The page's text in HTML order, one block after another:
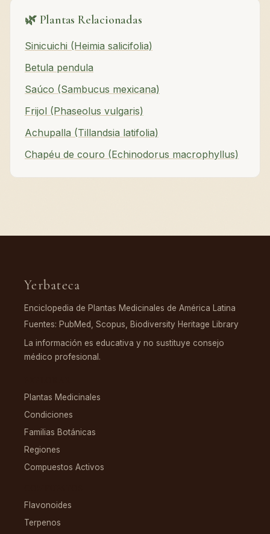
🌿 Plantas Relacionadas
Sinicuichi (Heimia salicifolia)
Betula pendula
Saúco (Sambucus mexicana)
Frijol (Phaseolus vulgaris)
Achupalla (Tillandsia latifolia)
Chapéu de couro (Echinodorus macrophyllus)
Yerbateca
Enciclopedia de Plantas Medicinales de América Latina
Fuentes: PubMed, Scopus, Biodiversity Heritage Library
La información es educativa y no sustituye consejo
médico profesional.
Plantas Medicinales
Condiciones
Familias Botánicas
Regiones
Compuestos Activos
Flavonoides
Terpenos